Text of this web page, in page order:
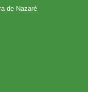
de Nazaré